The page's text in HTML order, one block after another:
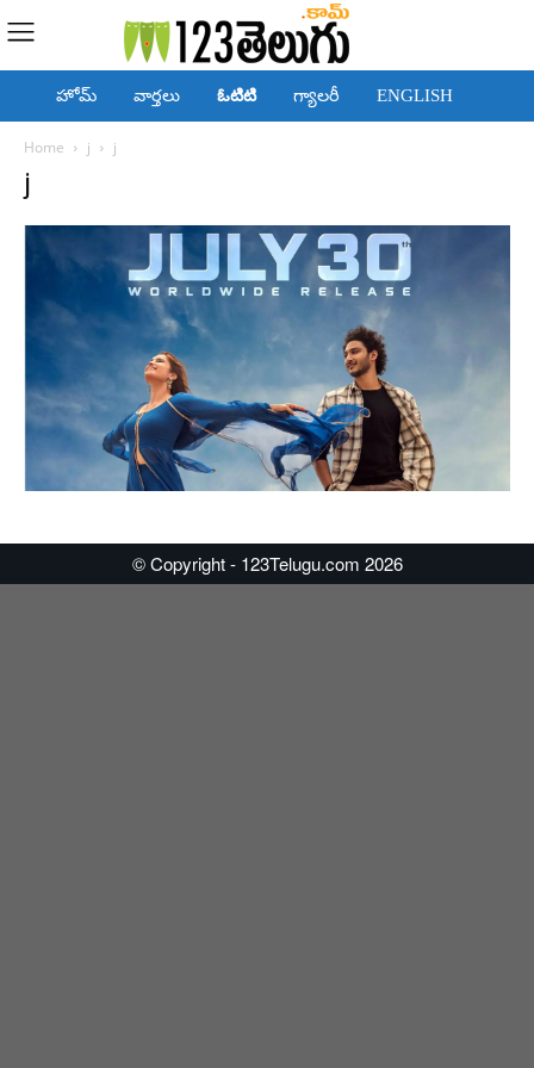
హోమ్ వార్తలు ఓటిటి గ్యాలరీ ENGLISH
Home j j
j
© Copyright - 123Telugu.com 2026